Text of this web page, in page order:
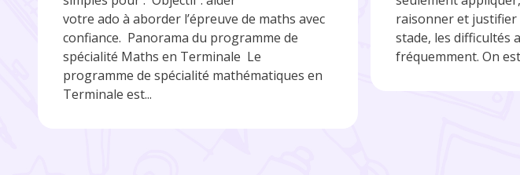
votre ado à aborder l’épreuve de maths avec
confiance. Panorama du programme de
spécialité Maths en Terminale Le
programme de spécialité mathématiques en
Terminale est...
raisonner et justifier
stade, les difficultés
fréquemment. On